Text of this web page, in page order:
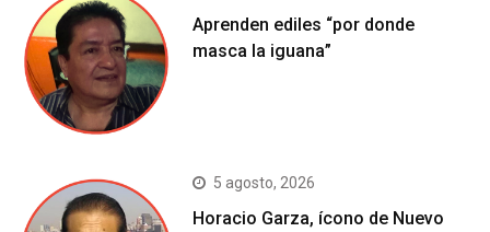
Aprenden ediles “por donde
masca la iguana”
5 agosto, 2026
Horacio Garza, ícono de Nuevo